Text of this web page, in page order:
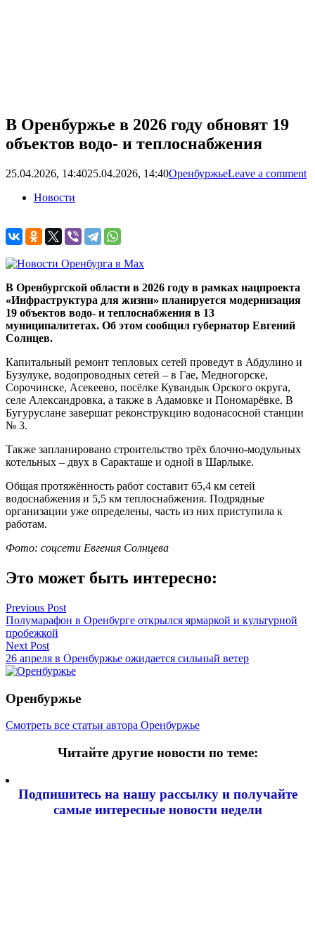
В Оренбуржье в 2026 году обновят 19
объектов водо- и теплоснабжения
25.04.2026, 14:4025.04.2026, 14:40ОренбуржьеLeave a comment
Новости
В Оренбургской области в 2026 году в рамках нацпроекта
«Инфраструктура для жизни» планируется модернизация
19 объектов водо- и теплоснабжения в 13
муниципалитетах. Об этом сообщил губернатор Евгений
Солнцев.
Капитальный ремонт тепловых сетей проведут в Абдулино и
Бузулуке, водопроводных сетей – в Гае, Медногорске,
Сорочинске, Асекеево, посёлке Кувандык Орского округа,
селе Александровка, а также в Адамовке и Пономарёвке. В
Бугуруслане завершат реконструкцию водонасосной станции
№ 3.
Также запланировано строительство трёх блочно-модульных
котельных – двух в Саракташе и одной в Шарлыке.
Общая протяжённость работ составит 65,4 км сетей
водоснабжения и 5,5 км теплоснабжения. Подрядные
организации уже определены, часть из них приступила к
работам.
Фото: соцсети Евгения Солнцева
Это может быть интересно:
Навигация
по
записям
Previous Post
Полумарафон в Оренбурге открылся ярмаркой и культурной
пробежкой
Next Post
26 апреля в Оренбуржье ожидается сильный ветер
Оренбуржье
Смотреть все статьи автора Оренбуржье
Читайте другие новости по теме:
Подпишитесь на нашу рассылку и получайте
самые интересные новости недели